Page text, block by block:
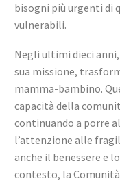
bisogni più urgenti di
vulnerabili.
Negli ultimi dieci
sua missione,
mamma-bambino.
capacità della
continuando a porre
l’attenzione alle
anche il benessere e
contesto, la